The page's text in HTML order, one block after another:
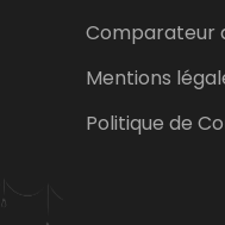
Comparateur
Mentions
Politique de